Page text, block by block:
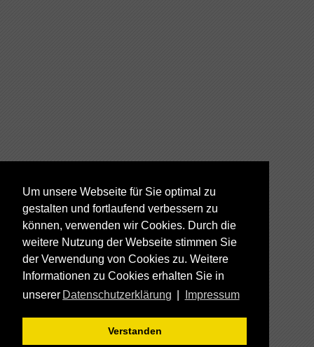
Um unsere Webseite für Sie optimal zu
gestalten und fortlaufend verbessern zu
können, verwenden wir Cookies. Durch die
weitere Nutzung der Webseite stimmen Sie
der Verwendung von Cookies zu. Weitere
Informationen zu Cookies erhalten Sie in
unserer Datenschutzerklärung Impressum
Verstanden